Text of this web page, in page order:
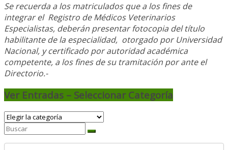
Se recuerda a los matriculados que a los fines de
integrar el Registro de Médicos Veterinarios
Especialistas, deberán presentar fotocopia del título
habilitante de la especialidad, otorgado por Universidad
Nacional, ycertificado por autoridad académica
competente, a los fines de su tramitación por ante el
Directorio.-
Ver Entradas – Seleccionar Categoría
Ver
Entradas
–